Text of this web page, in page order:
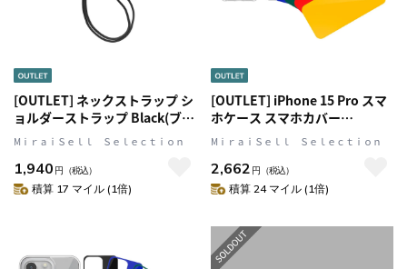
[OUTLET] ネックストラップ シ
ョルダーストラップ Black(ブラ
ック)/White(ホワイト)
Originals[アディダス オリジナ
ルス]
MⅰｒａｉＳｅｌｌ Ｓｅｌｅｃｔｉｏｎ
1,940 円 （税込）
積算 17 マイル (1倍)
[OUTLET] iPhone 15 Pro スマ
ホケース スマホカバー
SAMBA(サンバ)シリーズ 5色カ
CLEAR w/5 films ロゴ 着せ替え
クリア (53893(IR3932))
MⅰｒａｉＳｅｌｌ Ｓｅｌｅｃｔｉｏｎ
2,662 円 （税込）
積算 24 マイル (1倍)